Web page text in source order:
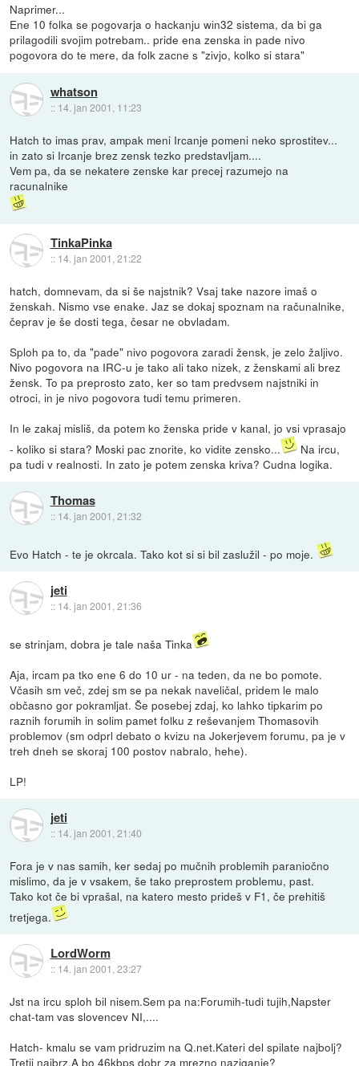
Naprimer...
Ene 10 folka se pogovarja o hackanju win32 sistema, da bi ga
prilagodili svojim potrebam.. pride ena zenska in pade nivo
pogovora do te mere, da folk zacne s "zivjo, kolko si stara"
whatson
:: 14. jan 2001, 11:23
Hatch to imas prav, ampak meni Ircanje pomeni neko sprostitev...
in zato si Ircanje brez zensk tezko predstavljam....
Vem pa, da se nekatere zenske kar precej razumejo na
racunalnike
TinkaPinka
:: 14. jan 2001, 21:22
hatch, domnevam, da si še najstnik? Vsaj take nazore imaš o
ženskah. Nismo vse enake. Jaz se dokaj spoznam na računalnike,
čeprav je še dosti tega, česar ne obvladam.
Sploh pa to, da "pade" nivo pogovora zaradi žensk, je zelo žaljivo.
Nivo pogovora na IRC-u je tako ali tako nizek, z ženskami ali brez
žensk. To pa preprosto zato, ker so tam predvsem najstniki in
otroci, in je nivo pogovora tudi temu primeren.
In le zakaj misliš, da potem ko ženska pride v kanal, jo vsi vprasajo
- koliko si stara? Moski pac znorite, ko vidite zensko...
Na ircu,
pa tudi v realnosti. In zato je potem zenska kriva? Cudna logika.
Thomas
:: 14. jan 2001, 21:32
Evo Hatch - te je okrcala. Tako kot si si bil zaslužil - po moje.
jeti
:: 14. jan 2001, 21:36
se strinjam, dobra je tale naša Tinka
Aja, ircam pa tko ene 6 do 10 ur - na teden, da ne bo pomote.
Včasih sm več, zdej sm se pa nekak naveličal, pridem le malo
občasno gor pokramljat. Še posebej zdaj, ko lahko tipkarim po
raznih forumih in solim pamet folku z reševanjem Thomasovih
problemov (sm odprl debato o kvizu na Jokerjevem forumu, pa je v
treh dneh se skoraj 100 postov nabralo, hehe).
LP!
jeti
:: 14. jan 2001, 21:40
Fora je v nas samih, ker sedaj po mučnih problemih paraniočno
mislimo, da je v vsakem, še tako preprostem problemu, past.
Tako kot če bi vprašal, na katero mesto prideš v F1, če prehitiš
tretjega.
LordWorm
:: 14. jan 2001, 23:27
Jst na ircu sploh bil nisem.Sem pa na:Forumih-tudi tujih,Napster
chat-tam vas slovencev NI,....
Hatch- kmalu se vam pridruzim na Q.net.Kateri del spilate najbolj?
Tretji najbrz.A bo 46kbps dobr za mrezno naziganje?